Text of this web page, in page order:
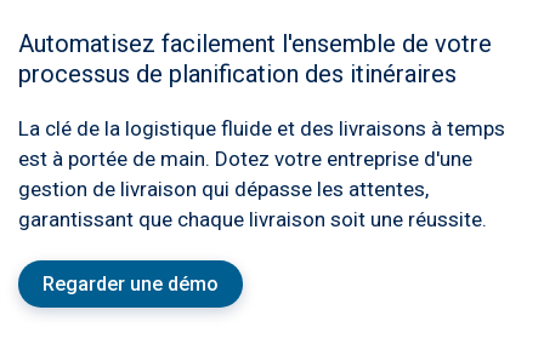
Automatisez facilement l'ensemble de votre
processus de planification des itinéraires
La clé de la logistique fluide et des livraisons à temps
est à portée de main. Dotez votre entreprise d'une
gestion de livraison qui dépasse les attentes,
garantissant que chaque livraison soit une réussite.
Regarder une démo